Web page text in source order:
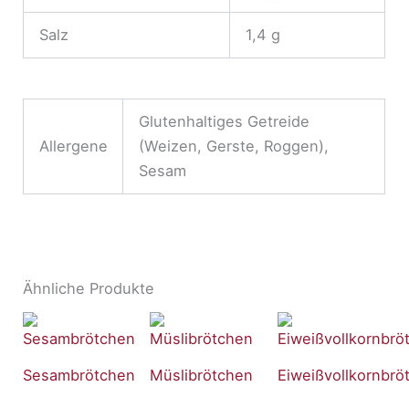
Salz 1,4 g
Allergene
Glutenhaltiges Getreide
(Weizen, Gerste, Roggen),
Sesam
Ähnliche Produkte
Sesambrötchen Müslibrötchen